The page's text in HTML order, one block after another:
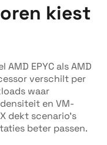
kiest
EPYC als AMD
verschilt per
waar
en VM-
dekt scenario's
beter passen.